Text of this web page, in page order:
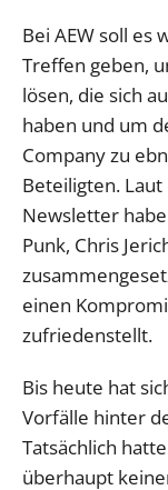
Bei AEW soll es
Treffen geben,
lösen, die sich
haben und um
Company zu
Beteiligten.
Newsletter
Punk, Chris
einen
zufriedenstellt.
Bis heute hat
Vorfälle hinter
Tatsächlich
überhaupt